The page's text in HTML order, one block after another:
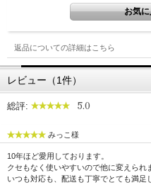
たなか油屋の茶油は、中国広西
茶の実100％で低圧搾一番搾り茶
茶油は中国の一部の地域では“不
油で、消化がよく内蔵への負担
てとりすぎると肥満の原因になる
さっぱりした風味で揚げ物や
返品についての詳細はこちら
レビュー（1件）
総評: 5.0
みっこ様
10年ほど愛用しております。
クセもなく使いやすいので他に変えられ
いつも対応も、配送も丁寧でとても満足